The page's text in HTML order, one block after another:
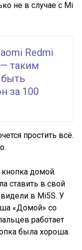
не в случае с Mi
Redmi
таким
за 100
простить всё.
домой.
ставить в свой
в Mi5S. У
«Домой» со
работает
была хороша.